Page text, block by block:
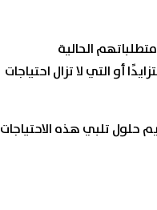
الحالية
أو التي لا تزال احتياجات
تلبي هذه الاحتياجات